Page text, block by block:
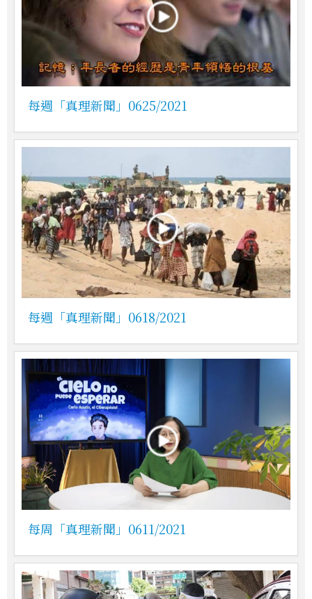
每週「真理新聞」0625/2021
每週「真理新聞」0618/2021
每周「真理新聞」0611/2021